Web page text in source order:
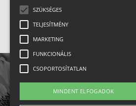
SZÜKSÉGES
TELJESÍTMÉNY
MARKETING
FUNKCIONÁLIS
CSOPORTOSÍTATLAN
MINDENT ELFOGADOK